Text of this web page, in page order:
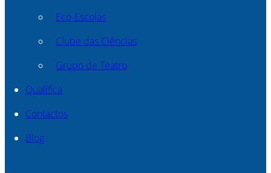
Eco-Escolas
Clube das Ciências
Grupo de Teatro
Qualifica
Contactos
Blog